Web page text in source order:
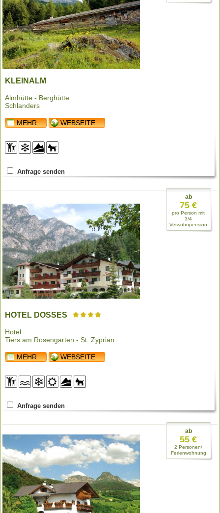
KLEINALM
Almhütte - Berghütte
Schlanders
MEHR WEBSEITE
Anfrage senden
HOTEL DOSSES
Hotel
Tiers am Rosengarten - St. Zyprian
MEHR WEBSEITE
Anfrage senden
ab
75 €
pro Person mit
3/4
Verwöhnpension
ab
55 €
2 Personen/
Ferienwohnung